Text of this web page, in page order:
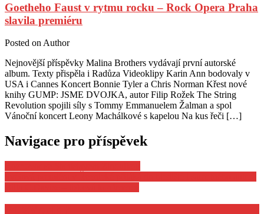
Goetheho Faust v rytmu rocku – Rock Opera Praha
slavila premiéru
Posted on Author
Nejnovější příspěvky Malina Brothers vydávají první autorské
album. Texty přispěla i Radůza Videoklipy Karin Ann bodovaly v
USA i Cannes Koncert Bonnie Tyler a Chris Norman Křest nové
knihy GUMP: JSME DVOJKA, autor Filip Rožek The String
Revolution spojili síly s Tommy Emmanuelem Žalman a spol
Vánoční koncert Leony Machálkové s kapelou Na kus řeči […]
Navigace pro příspěvek